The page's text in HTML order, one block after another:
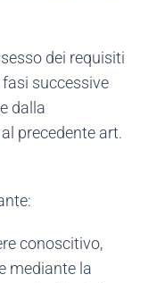
dei requisiti
successive
dalla
precedente art.
conoscitivo,
mediante la